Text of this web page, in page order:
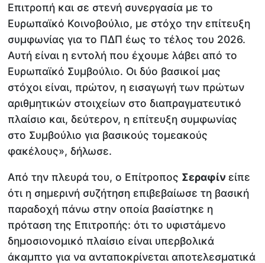
Επιτροπή και σε στενή συνεργασία με το
Ευρωπαϊκό Κοινοβούλιο, με στόχο την επίτευξη
συμφωνίας για το ΠΔΠ έως το τέλος του 2026.
Αυτή είναι η εντολή που έχουμε λάβει από το
Ευρωπαϊκό Συμβούλιο. Οι δύο βασικοί μας
στόχοι είναι, πρώτον, η εισαγωγή των πρώτων
αριθμητικών στοιχείων στο διαπραγματευτικό
πλαίσιο και, δεύτερον, η επίτευξη συμφωνίας
στο Συμβούλιο για βασικούς τομεακούς
φακέλους», δήλωσε.
Από την πλευρά του, ο Επίτροπος Σεραφίνείπε
ότι η σημερινή συζήτηση επιβεβαίωσε τη βασική
παραδοχή πάνω στην οποία βασίστηκε η
πρόταση της Επιτροπής: ότι το υφιστάμενο
δημοσιονομικό πλαίσιο είναι υπερβολικά
άκαμπτο για να ανταποκρίνεται αποτελεσματικά